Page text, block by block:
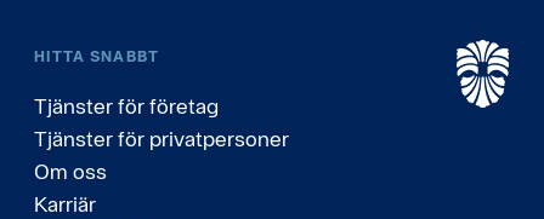
HITTA SNABBT
Tjänster för företag
Tjänster för privatpersoner
Om oss
Karriär